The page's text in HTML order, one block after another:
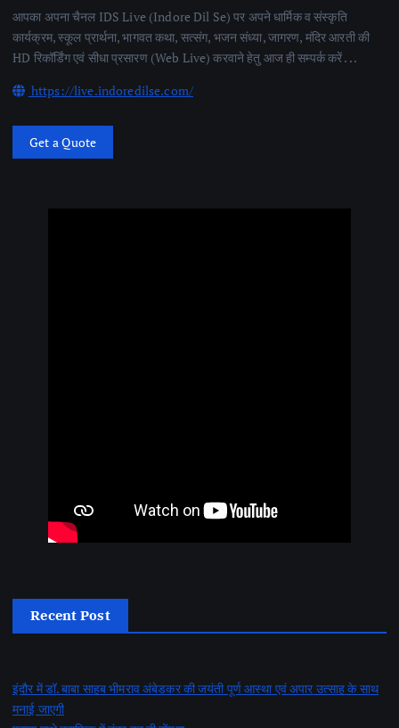
आपका अपना चैनल IDS Live (Indore Dil Se) पर अपने धार्मिक व संस्कृति
कार्यक्रम, स्कूल प्रार्थना, भागवत कथा, सत्संग, भजन संध्या, जागरण, मंदिर आरती की
HD रिकॉर्डिंग एवं सीधा प्रसारण (Web Live) करवाने हेतु आज ही सम्पर्क करें . . .
https://live.indoredilse.com/
Get a Quote
Recent Post
इंदौर में डॉ. बाबा साहब भीमराव अंबेडकर की जयंती पूर्ण आस्था एवं अपार उत्साह के साथ
मनाई जाएगी